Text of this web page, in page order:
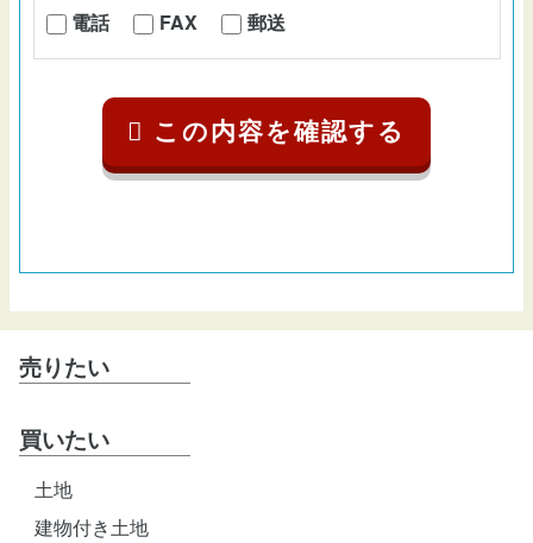
電話
FAX 郵送
売りたい
買いたい
土地
建物付き土地